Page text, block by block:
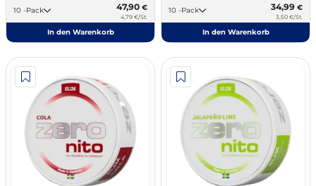
10 -Pack 47,90 €
4,79 €/St.
In den Warenkorb
10 -Pack 34,99 €
3,50 €/St.
In den Warenkorb